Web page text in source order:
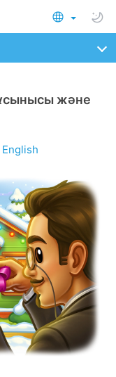
ұсынысы және